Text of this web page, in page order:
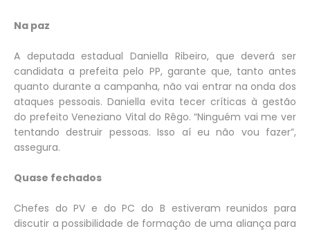
Na paz
A deputada estadual Daniella Ribeiro, que deverá ser
candidata a prefeita pelo PP, garante que, tanto antes
quanto durante a campanha, não vai entrar na onda dos
ataques pessoais. Daniella evita tecer críticas à gestão
do prefeito Veneziano Vital do Rêgo. “Ninguém vai me ver
tentando destruir pessoas. Isso aí eu não vou fazer”,
assegura.
Quase fechados
Chefes do PV e do PC do B estiveram reunidos para
discutir a possibilidade de formação de uma aliança para